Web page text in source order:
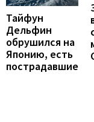
Тайфун
Дельфин
обрушился на
Японию, есть
пострадавшие